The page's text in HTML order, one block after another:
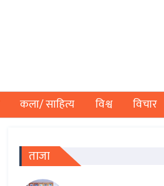
कला/ साहित्य विश्व विचार
ताजा